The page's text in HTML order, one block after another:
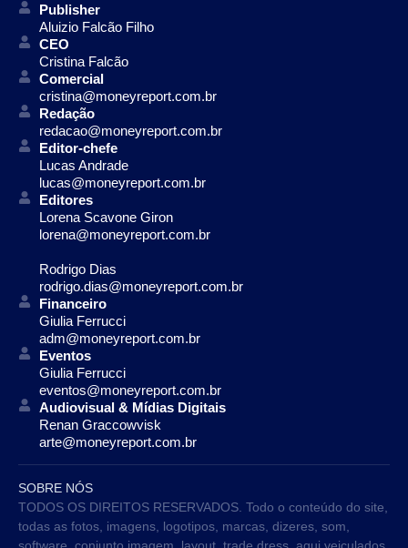
Publisher
Aluizio Falcão Filho
CEO
Cristina Falcão
Comercial
cristina@moneyreport.com.br
Redação
redacao@moneyreport.com.br
Editor-chefe
Lucas Andrade
lucas@moneyreport.com.br
Editores
Lorena Scavone Giron
lorena@moneyreport.com.br
Rodrigo Dias
rodrigo.dias@moneyreport.com.br
Financeiro
Giulia Ferrucci
adm@moneyreport.com.br
Eventos
Giulia Ferrucci
eventos@moneyreport.com.br
Audiovisual & Mídias Digitais
Renan Graccowvisk
arte@moneyreport.com.br
SOBRE NÓS
TODOS OS DIREITOS RESERVADOS. Todo o conteúdo do site,
todas as fotos, imagens, logotipos, marcas, dizeres, som,
software, conjunto imagem, layout, trade dress, aqui veiculados